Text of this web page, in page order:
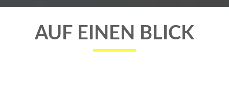
AUF EINEN BLICK